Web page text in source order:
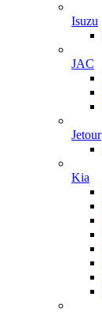
Isuzu
JAC
Jetour
Kia